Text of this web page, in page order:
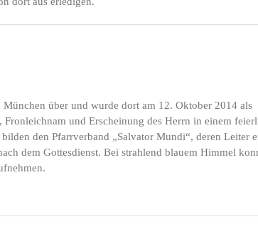
über und wurde dort am 12. Oktober 2014 als
und Erscheinung des Herrn in einem
den Pfarrverband „Salvator Mundi“, deren Leiter
dem Gottesdienst. Bei strahlend blauem Himmel